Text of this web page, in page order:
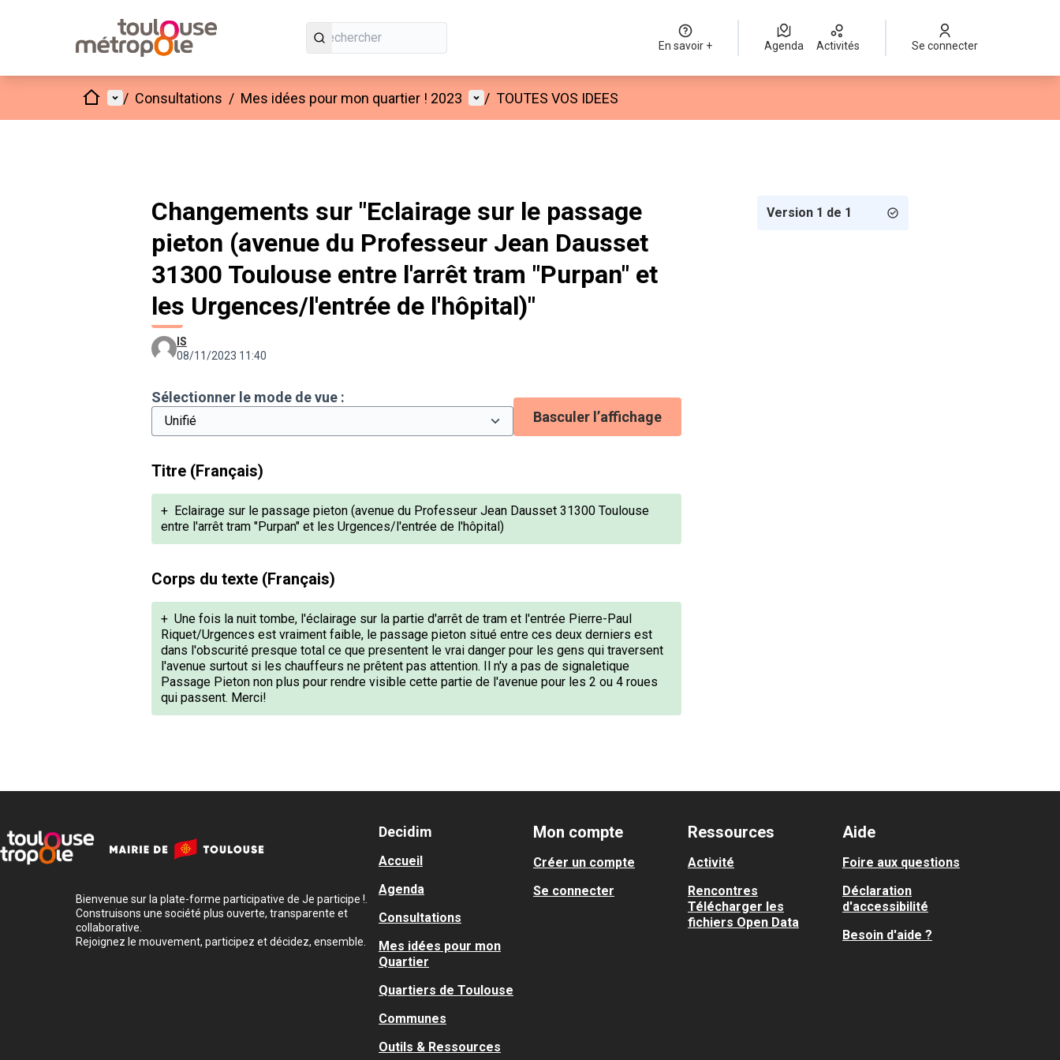
En savoir + Agenda Activités Se connecter
AccueilMenu principal
/ Consultations / Mes idées pour mon quartier ! 2023 Menu utilisateur
/ TOUTES VOS IDEES
Changements sur "Eclairage sur le passage
pieton (avenue du Professeur Jean Dausset
31300 Toulouse entre l'arrêt tram "Purpan" et
les Urgences/l'entrée de l'hôpital)"
IS
08/11/2023 11:40
Sélectionner le mode de vue :
Basculer l’affichage
Titre (Français)
+ Eclairage sur le passage pieton (avenue du Professeur Jean Dausset 31300 Toulouse
entre l'arrêt tram "Purpan" et les Urgences/l'entrée de l'hôpital)
Corps du texte (Français)
+ Une fois la nuit tombe, l'éclairage sur la partie d'arrêt de tram et l'entrée Pierre-Paul
Riquet/Urgences est vraiment faible, le passage pieton situé entre ces deux derniers est
dans l'obscurité presque total ce que presentent le vrai danger pour les gens qui traversent
l'avenue surtout si les chauffeurs ne prêtent pas attention. Il n'y a pas de signaletique
Passage Pieton non plus pour rendre visible cette partie de l'avenue pour les 2 ou 4 roues
qui passent. Merci!
Version 1 de 1
Bienvenue sur la plate-forme participative de Je participe !.
Construisons une société plus ouverte, transparente et
collaborative.
Rejoignez le mouvement, participez et décidez, ensemble.
Decidim
Accueil
Agenda
Consultations
Mes idées pour mon
Quartier
Quartiers de Toulouse
Communes
Outils & Ressources
Mon compte
Créer un compte
Se connecter
Ressources
Activité
Rencontres
Télécharger les
fichiers Open Data
Aide
Foire aux questions
Déclaration
d'accessibilité
Besoin d'aide ?